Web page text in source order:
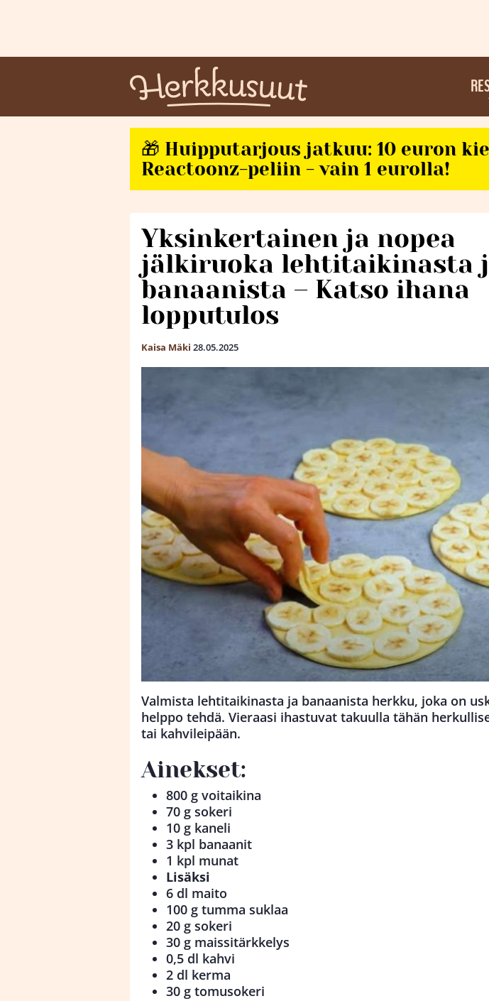
🎁 Huipputarjous jatkuu: 10 euron
Reactoonz-peliin - vain 1 eurolla!
Yksinkertainen ja nopea
jälkiruoka lehtitaikinasta
banaanista – Katso ihana
lopputulos
Kaisa Mäki 28.05.2025
Valmista lehtitaikinasta ja banaanista herkku, joka on
helppo tehdä. Vieraasi ihastuvat takuulla tähän
tai kahvileipään.
Ainekset:
800 g voitaikina
70 g sokeri
10 g kaneli
3 kpl banaanit
1 kpl munat
Lisäksi
6 dl maito
100 g tumma suklaa
20 g sokeri
30 g maissitärkkelys
0,5 dl kahvi
2 dl kerma
30 g tomusokeri